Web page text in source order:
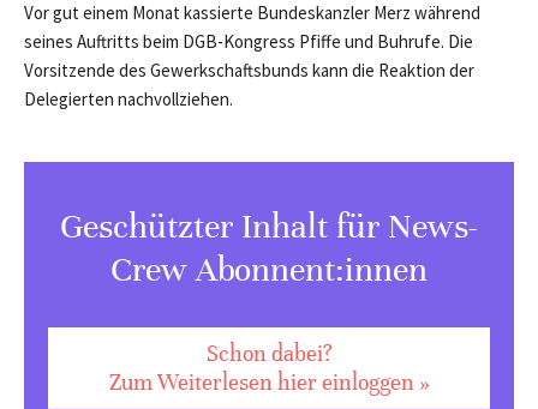
Vor gut einem Monat kassierte Bundeskanzler Merz während
seines Auftritts beim DGB-Kongress Pfiffe und Buhrufe. Die
Vorsitzende des Gewerkschaftsbunds kann die Reaktion der
Delegierten nachvollziehen.
Geschützter Inhalt für News-
Crew Abonnent:innen
Schon dabei?
Zum Weiterlesen hier einloggen »